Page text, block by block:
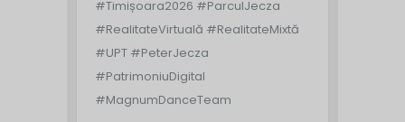
#Timișoara2026 #ParculJecza
#RealitateVirtuală #RealitateMixtă
#UPT #PeterJecza
#PatrimoniuDigital
#MagnumDanceTeam